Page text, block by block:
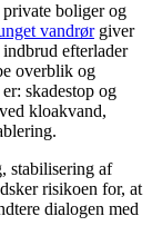
boliger og
vandrørgiver
efterlader
overblik og
skadestop og
kloakvand,
stabilisering af
risikoen for, at
dialogen med